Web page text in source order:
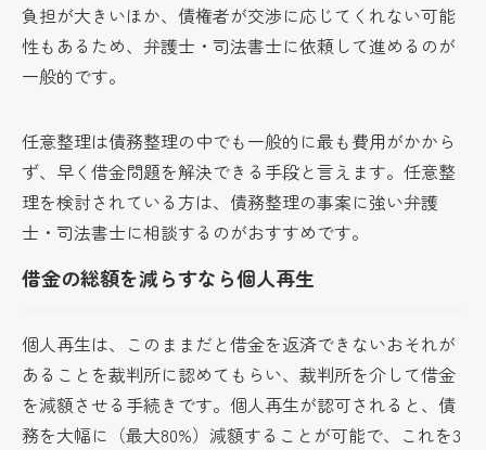
負担が大きいほか、債権者が交渉に応じてくれない可能
性もあるため、弁護士・司法書士に依頼して進めるのが
一般的です。
任意整理は債務整理の中でも一般的に最も費用がかから
ず、早く借金問題を解決できる手段と言えます。任意整
理を検討されている方は、債務整理の事案に強い弁護
士・司法書士に相談するのがおすすめです。
借金の総額を減らすなら個人再生
個人再生は、このままだと借金を返済できないおそれが
あることを裁判所に認めてもらい、裁判所を介して借金
を減額させる手続きです。個人再生が認可されると、債
務を大幅に（最大80%）減額することが可能で、これを3